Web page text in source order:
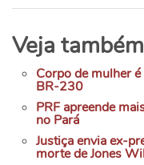
Veja também
Corpo de mulher
BR-230
PRF apreende
no Pará
Justiça envia ex-
morte de Jones